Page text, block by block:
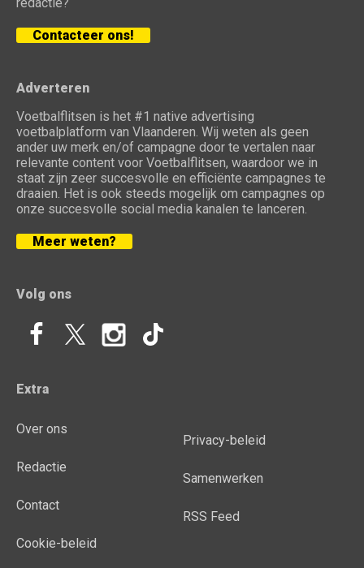
Contacteer ons!
Adverteren
Voetbalflitsen is het #1 native advertising
voetbalplatform van Vlaanderen. Wij weten als geen
ander uw merk en/of campagne door te vertalen naar
relevante content voor Voetbalflitsen, waardoor we in
staat zijn zeer succesvolle en efficiënte campagnes te
draaien. Het is ook steeds mogelijk om campagnes op
onze succesvolle social media kanalen te lanceren.
Meer weten?
Volg ons
Extra
Over ons
Redactie
Contact
Cookie-beleid
Privacy-beleid
Samenwerken
RSS Feed